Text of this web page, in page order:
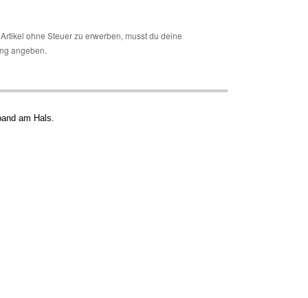
ohne Steuer zu erwerben, musst du deine
angeben.
am Hals.